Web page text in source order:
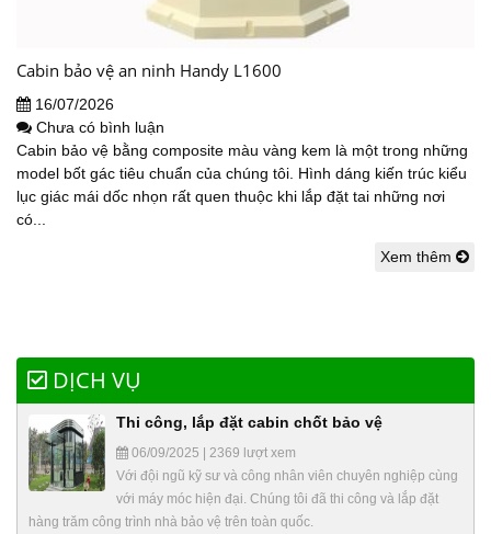
Cabin bảo vệ an ninh Handy L1600
16/07/2026
Chưa có bình luận
Cabin bảo vệ bằng composite màu vàng kem là một trong những
model bốt gác tiêu chuẩn của chúng tôi. Hình dáng kiến trúc kiểu
lục giác mái dốc nhọn rất quen thuộc khi lắp đặt tai những nơi
có...
Xem thêm
DỊCH VỤ
Thi công, lắp đặt cabin chốt bảo vệ
06/09/2025 | 2369 lượt xem
Với đội ngũ kỹ sư và công nhân viên chuyên nghiệp cùng
với máy móc hiện đại. Chúng tôi đã thi công và lắp đặt
hàng trăm công trình nhà bảo vệ trên toàn quốc.